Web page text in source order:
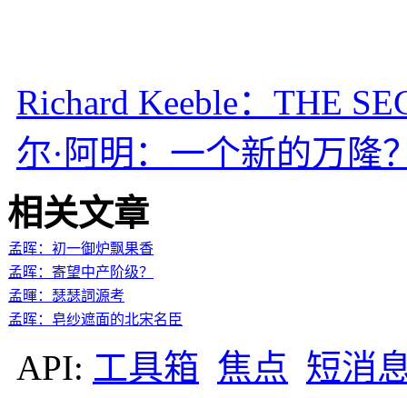
Richard Keeble：THE
尔·阿明：一个新的万隆
相关文章
孟晖：初一御炉飘果香
孟晖：寄望中产阶级？
孟暉：瑟瑟詞源考
孟晖：皂纱遮面的北宋名臣
API: 工具箱 焦点 短消